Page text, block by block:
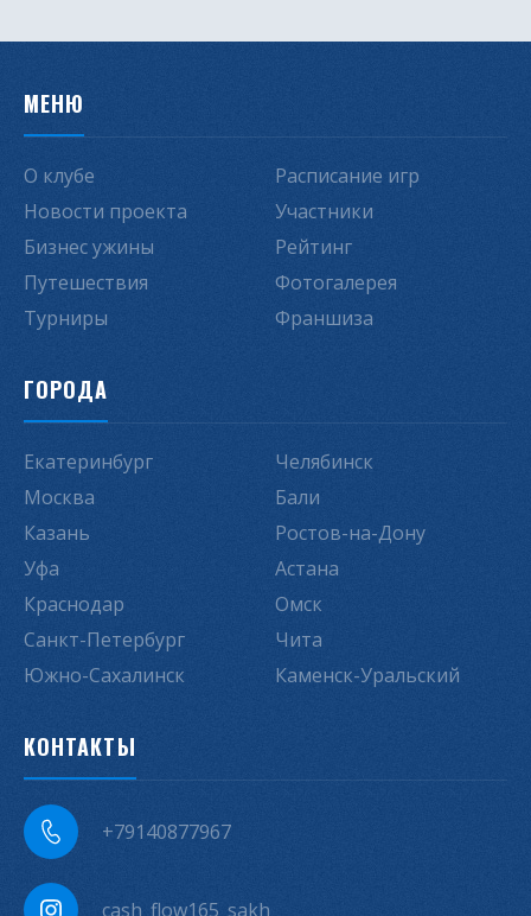
МЕНЮ
О клубе
Новости проекта
Бизнес ужины
Путешествия
Турниры
Расписание игр
Участники
Рейтинг
Фотогалерея
Франшиза
ГОРОДА
Екатеринбург
Москва
Казань
Уфа
Краснодар
Санкт-Петербург
Южно-Сахалинск
Челябинск
Бали
Ростов-на-Дону
Астана
Омск
Чита
Каменск-Уральский
КОНТАКТЫ
+79140877967
cash_flow165_sakh